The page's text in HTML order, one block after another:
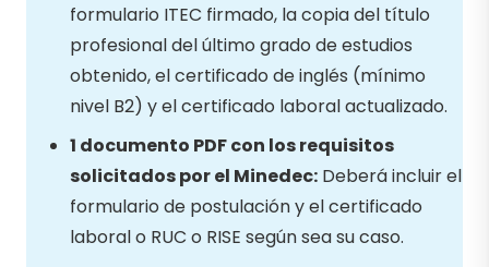
formulario ITEC firmado, la copia del título
profesional del último grado de estudios
obtenido, el certificado de inglés (mínimo
nivel B2) y el certificado laboral actualizado.
1 documento PDF con los requisitos
solicitados por el Minedec: Deberá incluir el
formulario de postulación y el certificado
laboral o RUC o RISE según sea su caso.